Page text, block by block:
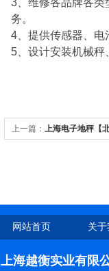
3 、维修各品牌各
务。
4 、提供传感器、
5 、设计安装机械
上一篇： 上海电子地秤【
网站首页 关
上海越衡实业有限